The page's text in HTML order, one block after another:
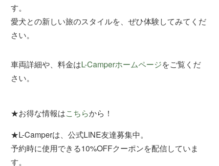
す。
愛犬との新しい旅のスタイルを、ぜひ体験してみてくだ
さい。
車両詳細や、料金はL-Camperホームページをご覧くだ
さい。
★お得な情報はこちらから！
★L-Camperは、公式LINE友達募集中。
予約時に使用できる10%OFFクーポンを配信していま
す。